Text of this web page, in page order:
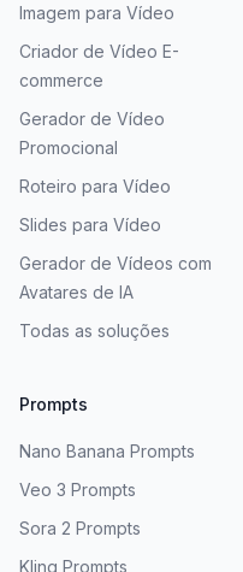
Imagem para Vídeo
Criador de Vídeo E-
commerce
Gerador de Vídeo
Promocional
Roteiro para Vídeo
Slides para Vídeo
Gerador de Vídeos com
Avatares de IA
Todas as soluções
Prompts
Nano Banana Prompts
Veo 3 Prompts
Sora 2 Prompts
Kling Prompts